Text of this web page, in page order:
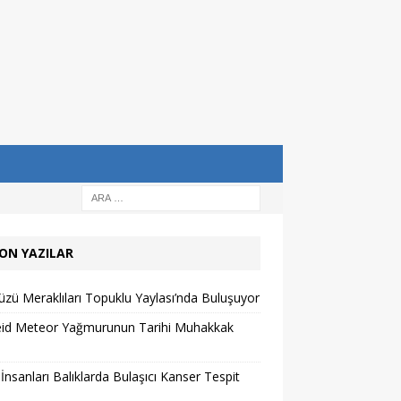
YAZILAR
Meraklıları Topuklu Yaylası’nda Buluşuyor
Meteor Yağmurunun Tarihi Muhakkak
Balıklarda Bulaşıcı Kanser Tespit